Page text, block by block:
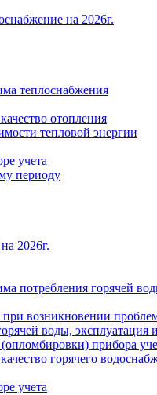
на 2026г.
теплоснабжения
отопления
тепловой энергии
учета
периоду
2026г.
потребления горячей
возникновении
воды,
прибора
горячего
учета